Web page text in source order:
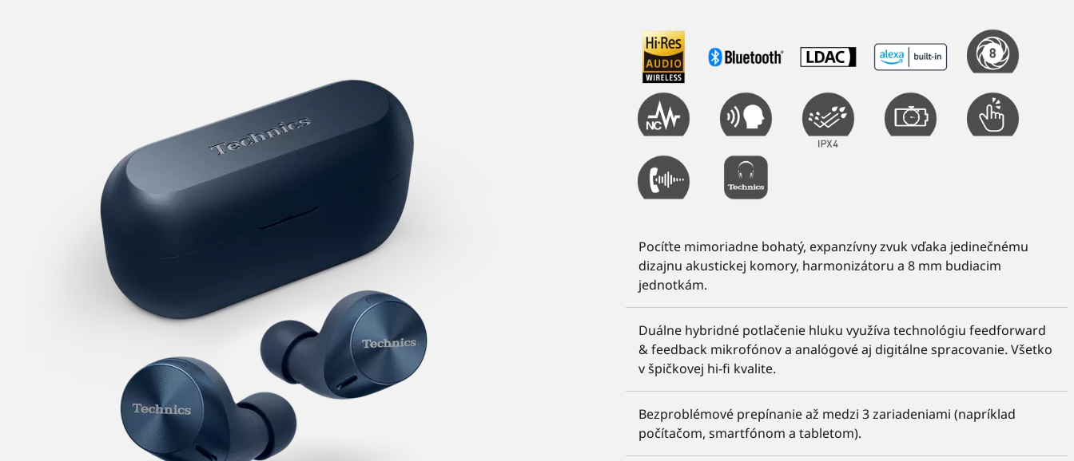
Pocíťte mimoriadne bohatý, expanzívny zvuk vďaka jedinečnému
dizajnu akustickej komory, harmonizátoru a 8 mm budiacim
jednotkám.
Duálne hybridné potlačenie hluku využíva technológiu feedforward
& feedback mikrofónov a analógové aj digitálne spracovanie. Všetko
v špičkovej hi-fi kvalite.
Bezproblémové prepínanie až medzi 3 zariadeniami (napríklad
počítačom, smartfónom a tabletom).